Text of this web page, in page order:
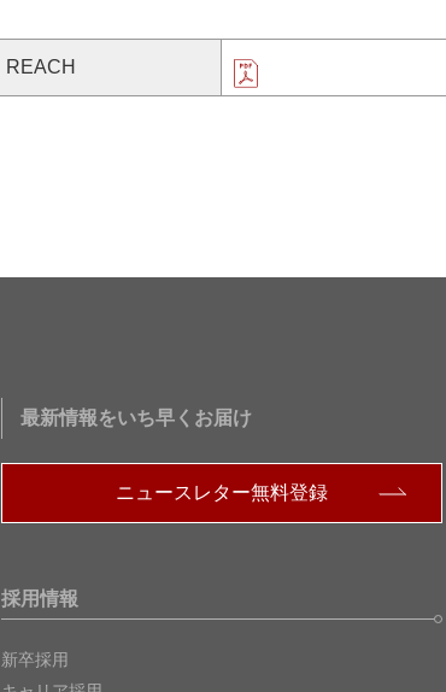
REACH
最新情報をいち早くお届け
ニュースレター無料登録
採用情報
新卒採用